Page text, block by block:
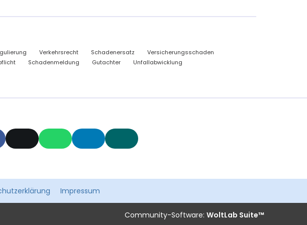
Verkehrsrecht Schadenersatz
Versicherungsschaden
Schadenmeldung Gutachter Unfallabwicklung
Impressum
Community-Software: WoltLab Suite™